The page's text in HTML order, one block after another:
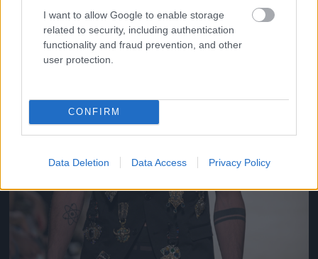
I want to allow Google to enable storage
related to security, including authentication
functionality and fraud prevention, and other
user protection.
CONFIRM
Data Deletion Data Access Privacy Policy